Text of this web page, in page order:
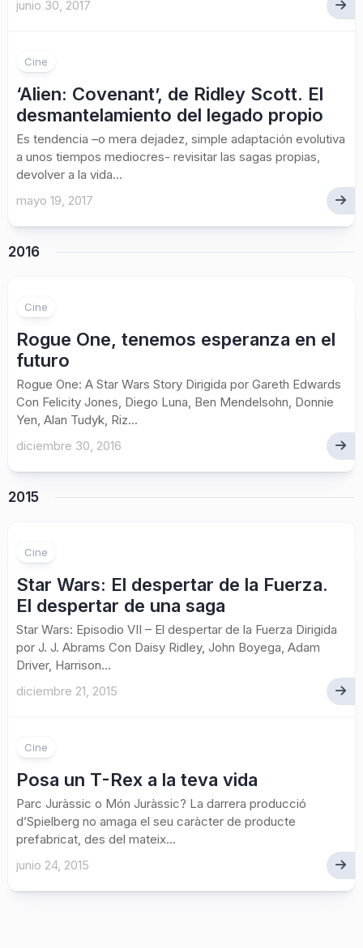
junio 30, 2017
Cine
‘Alien: Covenant’, de Ridley Scott. El
desmantelamiento del legado propio
Es tendencia –o mera dejadez, simple adaptación evolutiva
a unos tiempos mediocres- revisitar las sagas propias,
devolver a la vida...
mayo 19, 2017
2016
Cine
Rogue One, tenemos esperanza en el
futuro
Rogue One: A Star Wars Story Dirigida por Gareth Edwards
Con Felicity Jones, Diego Luna, Ben Mendelsohn, Donnie
Yen, Alan Tudyk, Riz...
diciembre 30, 2016
2015
Cine
Star Wars: El despertar de la Fuerza.
El despertar de una saga
Star Wars: Episodio VII – El despertar de la Fuerza Dirigida
por J. J. Abrams Con Daisy Ridley, John Boyega, Adam
Driver, Harrison...
diciembre 21, 2015
Cine
Posa un T-Rex a la teva vida
Parc Juràssic o Món Juràssic? La darrera producció
d’Spielberg no amaga el seu caràcter de producte
prefabricat, des del mateix...
junio 24, 2015